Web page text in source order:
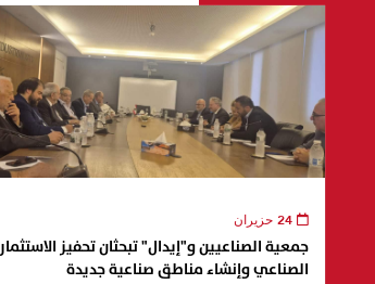
جمعية الصناعيين و"إيدال" تبحثان تحفيز الاستثمار
الصناعي وإنشاء مناطق صناعية جديدة